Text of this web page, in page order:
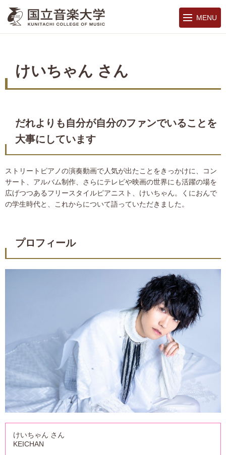
MENU
けいちゃん さん
だれよりも自分が自分のファンでいることを
大事にしています
ストリートピアノの演奏動画で人気が出たことをきっかけに、コン
サート、アルバム制作、さらにテレビや映画の世界にも活躍の場を
広げつつあるフリースタイルピアニスト、けいちゃん。くにおんで
の学生時代と、これからについて語っていただきました。
プロフィール
けいちゃん さん
KEICHAN